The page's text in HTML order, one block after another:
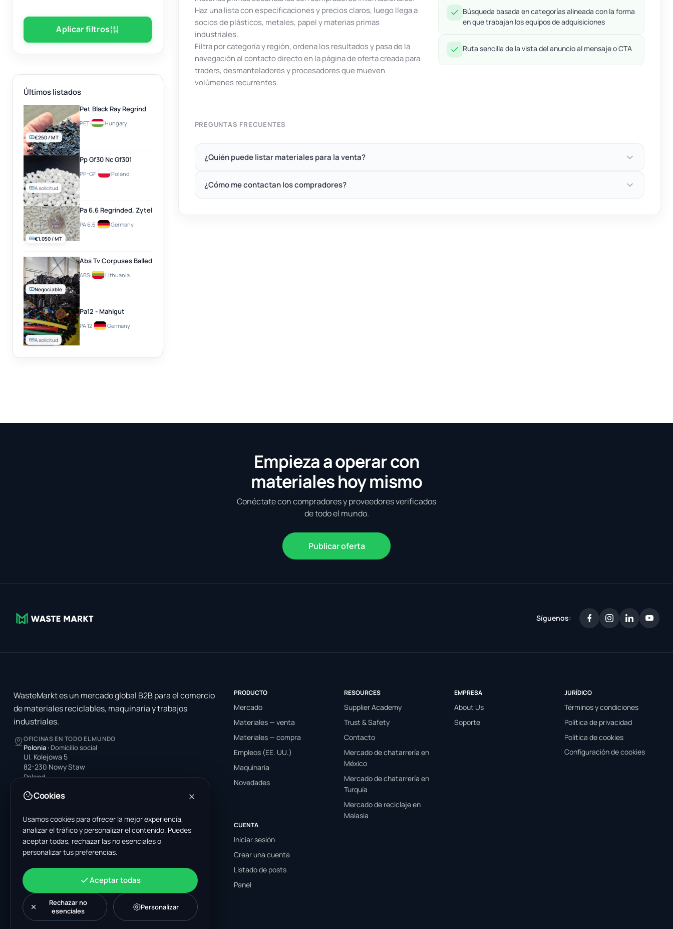
Aplicar filtros
Últimos listados
€250 / MT
Pet Black Ray Regrind
PET· Hungary
A solicitud
Pp Gf30 Nc Gf301
PP-GF· Poland
€1,050 / MT
Pa 6.6 Regrinded, Zytel, Natural
PA 6.6· Germany
Negociable
Abs Tv Corpuses Balled
ABS· Lithuania
A solicitud
Pa12 - Mahlgut
PA 12· Germany
Haz una lista con especificaciones y precios claros, luego llega a
socios de plásticos, metales, papel y materias primas
industriales.
Filtra por categoría y región, ordena los resultados y pasa de la
navegación al contacto directo en la página de oferta creada para
traders, desmanteladores y procesadores que mueven
volúmenes recurrentes.
Búsqueda basada en categorías alineada con la forma
en que trabajan los equipos de adquisiciones
Ruta sencilla de la vista del anuncio al mensaje o CTA
PREGUNTAS FRECUENTES
¿Quién puede listar materiales para la venta?
¿Cómo me contactan los compradores?
Empieza a operar con
materiales hoy mismo
Conéctate con compradores y proveedores verificados
de todo el mundo.
Publicar oferta
Síguenos:
WasteMarkt es un mercado global B2B para el comercio
de materiales reciclables, maquinaria y trabajos
industriales.
OFICINAS EN TODO EL MUNDO
Polonia · Domicilio social
Ul. Kolejowa 5
82-230 Nowy Staw
Poland
Estados Unidos
Pinellas Park, FL 33781-3536
United States
India
A-199, Sector 63
Noida, Uttar Pradesh 201301
India
+48 606 662 650
support@wastemarkt.com
office@wastemarkt.com
PRODUCTO
Mercado
Materiales — venta
Materiales — compra
Empleos (EE. UU.)
Maquinaria
Novedades
RESOURCES
Supplier Academy
Trust & Safety
Contacto
Mercado de chatarrería en
México
Mercado de chatarrería en
Turquía
Mercado de reciclaje en
Malasia
EMPRESA
About Us
Soporte
JURÍDICO
Términos y condiciones
Política de privacidad
Política de cookies
Configuración de cookies
CUENTA
Iniciar sesión
Crear una cuenta
Listado de posts
Panel
Cookies
Usamos cookies para ofrecer la mejor experiencia,
analizar el tráfico y personalizar el contenido. Puedes
aceptar todas, rechazar las no esenciales o
personalizar tus preferencias.
Aceptar todas
Rechazar no
esenciales
Personalizar